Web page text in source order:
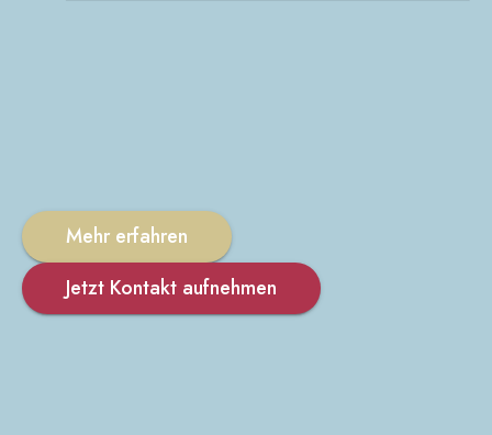
Mehr erfahren
Jetzt Kontakt aufnehmen